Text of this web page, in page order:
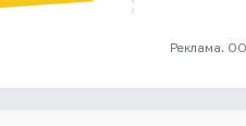
Реклама.